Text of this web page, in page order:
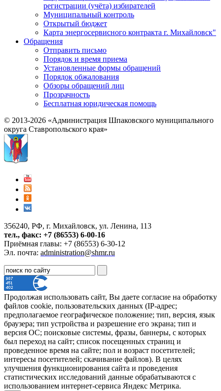
регистрации (учёта) избирателей
Муниципальный контроль
Открытый бюджет
Карта энергосервисного контракта г. Михайловск"
Обращения
Отправить письмо
Порядок и время приема
Установленные формы обращений
Порядок обжалования
Обзоры обращений лиц
Прозрачность
Бесплатная юридическая помощь
© 2013-2026 «Администрация Шпаковского муниципального
округа Ставропольского края»
356240, РФ, г. Михайловск, ул. Ленина, 113
тел., факс: +7 (86553) 6-00-16
Приёмная главы: +7 (86553) 6-30-12
Эл. почта: administration@shmr.ru
Продолжая использовать сайт, Вы даете согласие на обработку
файлов cookie, пользовательских данных (IP-адрес;
предполагаемое географическое положение; тип, версия, язык
браузера; тип устройства и разрешение его экрана; тип и
версия ОС; поисковые системы, фразы, баннеры, с которых
был переход на сайт; список посещенных страниц и
проведенное время на сайте; пол и возраст посетителей;
интересы посетителей; скачивание файлов). В целях
улучшения функционирования сайта и проведения
статистических исследований данные обрабатываются с
использованием интернет-сервиса Яндекс Метрика.